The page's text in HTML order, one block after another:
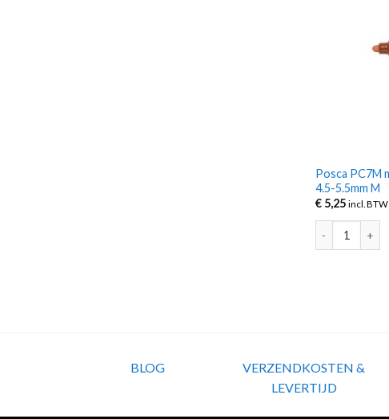
Posca PC7M
4.5-5.5mm M
€ 5,25 incl. BTW
Posca PC7M
BLOG
VERZENDKOSTEN &
LEVERTIJD